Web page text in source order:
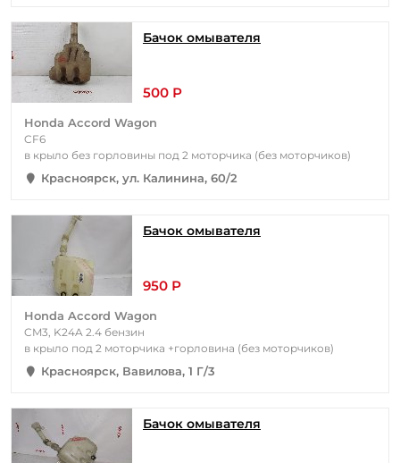
Бачок омывателя
500 Р
Honda Accord Wagon
CF6
в крыло без горловины под 2 моторчика (без моторчиков)
Красноярск, ул. Калинина, 60/2
Бачок омывателя
950 Р
Honda Accord Wagon
CM3, K24A 2.4 бензин
в крыло под 2 моторчика +горловина (без моторчиков)
Красноярск, Вавилова, 1 Г/3
Бачок омывателя